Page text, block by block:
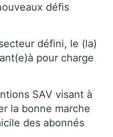
défis
défini, le (la)
pour charge
SAV visant à
la bonne marche
des abonnés